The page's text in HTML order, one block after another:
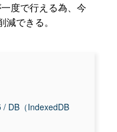
度で行える為、今
できる。
DB（IndexedDB